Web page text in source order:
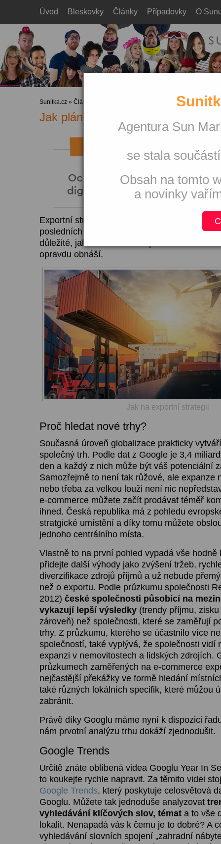
Agentura Sun
se stala
Obsah na tomto
a novinky
Úvod Bleskovky Články Případovky O
Sunitka.cz » Články
Jak plánovat exportní strategii
Exportní strategie je v onlinu často
posledních let. Všichni mluví o exportních
důležité, jak se musí dělat apod. Ale málokdo
opravdu obnáší.
Jak na exportní strategii
Proč hledat nové trhy?
Současná úroveň globalizace prakticky
společný trh. Podle dat z Google je 3,4
den a každý z nich může být váš potenciální
Samozřejmě to není tak růžové, ale expanze
nebo třeba za velkou louži není nic
e-commerce můžete začít prodávat téměř
ihned. Česká republika má z pohledu
stratgické umístění a díky tomu můžete
jednoho centrálního místa.
Vlastně to na první pohled vypadá vše hodně
přidejte další výhody jako zvýšení tržeb,
diverzifikace zdrojů příjmů a už nebude
než o exportu. Podle průzkumu společnosti
2012) české společnosti působící na
vykazují lepší výsledky (trendy příjmu,
zároveň) než společnosti, které se zaměřují
trhy. Z průzkumu, kterého se účastnilo více
společností, také vyplývá, že společnosti vidí
expanzi v nemovitostech a lidských zdrojích.
průzkumech zaměřených na e-commerce
nejčastější překážky ve formě hledání
také různých lokálních specifik, které můžou
zabránit.
Právě díky Googlu máme nyní k dispozici
nám prvotní analýzu trhu dokáží zjednodušit.
Google Trends
Určitě znáte oblíbená videa Googlu Year In
to koukejte rychle napravit. Za těmito videi
Google Trends, který poskytuje celosvětová
Googlu. Můžete tak jednoduše analyzovat
vyhledávání klíčových slov, témat a to vše
lokalit. Nenapadá vás k čemu je to dobré? A
vyhledávání slovních spojení „zahradní